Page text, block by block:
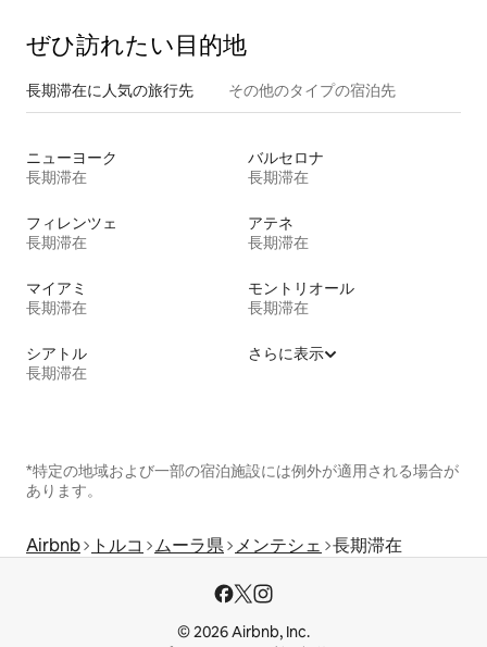
ぜひ訪⁠れ⁠た⁠い目⁠的⁠地
長期滞在に人気の旅行先 その他のタ⁠イ⁠プ⁠の宿⁠泊⁠先
ニューヨーク
長期滞在
バルセロナ
長期滞在
フィレンツェ
長期滞在
アテネ
長期滞在
マイアミ
長期滞在
モントリオール
長期滞在
シアトル
長期滞在
さらに表示
*特定の地域および一部の宿泊施設には例外が適用される場合が
あります。
Airbnb トルコ ムーラ県 メンテシェ 長期滞在
© 2026 Airbnb, Inc.